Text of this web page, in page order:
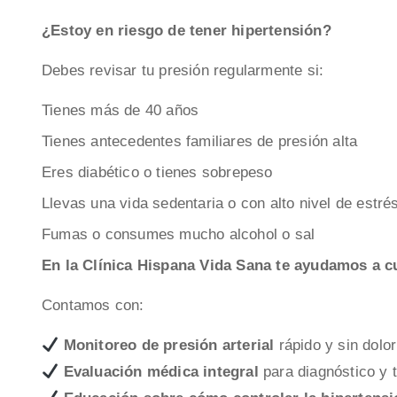
¿Estoy en riesgo de tener hipertensión?
Debes revisar tu presión regularmente si:
Tienes más de 40 años
Tienes antecedentes familiares de presión alta
Eres diabético o tienes sobrepeso
Llevas una vida sedentaria o con alto nivel de estrés
Fumas o consumes mucho alcohol o sal
En la Clínica Hispana Vida Sana te ayudamos a
Contamos con:
Monitoreo de presión arterial rápido y sin dolor
Evaluación médica integral para diagnóstico y